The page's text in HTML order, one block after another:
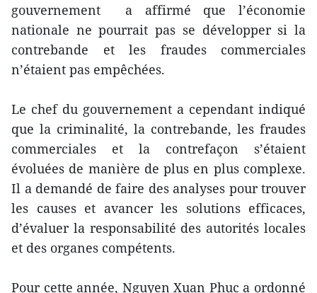
gouvernement a affirmé que l’économie
nationale ne pourrait pas se développer si la
contrebande et les fraudes commerciales
n’étaient pas empêchées.
Le chef du gouvernement a cependant indiqué
que la criminalité, la contrebande, les fraudes
commerciales et la contrefaçon s’étaient
évoluées de manière de plus en plus complexe.
Il a demandé de faire des analyses pour trouver
les causes et avancer les solutions efficaces,
d’évaluer la responsabilité des autorités locales
et des organes compétents.
Pour cette année, Nguyen Xuan Phuc a ordonné